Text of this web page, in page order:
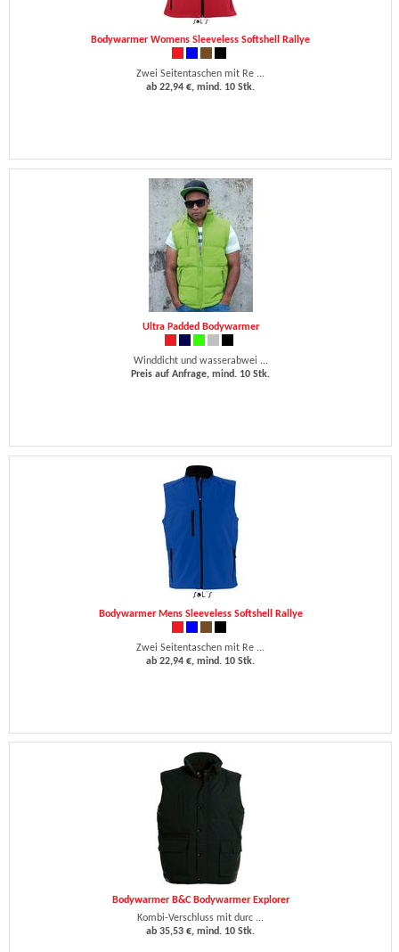
Bodywarmer Womens Sleeveless Softshell Rallye
Zwei Seitentaschen mit Re ...
ab 22,94 €, mind. 10 Stk.
Ultra Padded Bodywarmer
Winddicht und wasserabwei ...
Preis auf Anfrage, mind. 10 Stk.
Bodywarmer Mens Sleeveless Softshell Rallye
Zwei Seitentaschen mit Re ...
ab 22,94 €, mind. 10 Stk.
Bodywarmer B&C Bodywarmer Explorer
Kombi-Verschluss mit durc ...
ab 35,53 €, mind. 10 Stk.